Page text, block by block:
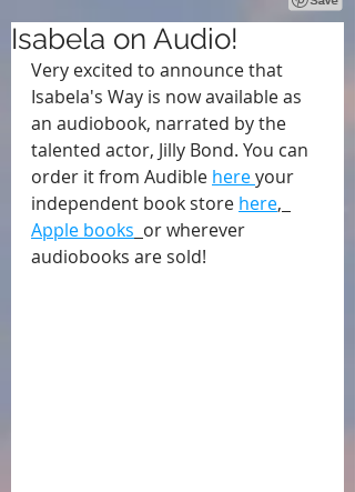
Isabela on Audio!
Very excited to announce that
Isabela's Way is now available as
an audiobook, narrated by the
talented actor, Jilly Bond. You can
order it from Audible here your
independent book store here,
Apple books or wherever
audiobooks are sold!